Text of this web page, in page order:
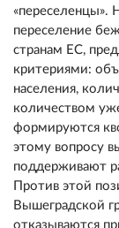
«переселенцы».
переселение
странам ЕС,
критериями:
населения,
количеством
формируются
этому вопросу
поддерживают
Против этой
Вышеградской
отказываются